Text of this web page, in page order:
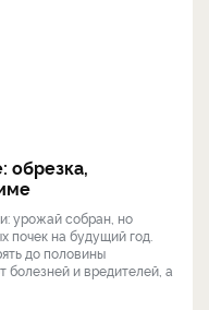
обрезка,
урожай собран, но
почек на будущий год.
до половины
болезней и вредителей, а